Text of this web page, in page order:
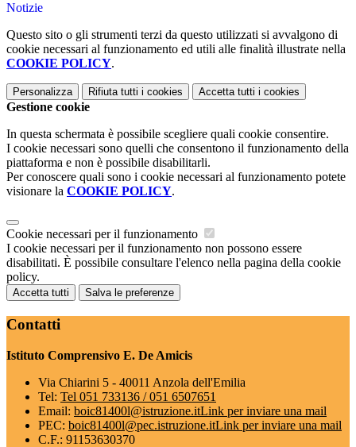
Notizie
Questo sito o gli strumenti terzi da questo utilizzati si avvalgono di
cookie necessari al funzionamento ed utili alle finalità illustrate nella
COOKIE POLICY.
Personalizza Rifiuta tutti i cookies Accetta tutti i cookies
Gestione cookie
In questa schermata è possibile scegliere quali cookie consentire.
I cookie necessari sono quelli che consentono il funzionamento della
piattaforma e non è possibile disabilitarli.
Per conoscere quali sono i cookie necessari al funzionamento potete
visionare la COOKIE POLICY.
Cookie necessari per il funzionamento
I cookie necessari per il funzionamento non possono essere
disabilitati. È possibile consultare l'elenco nella pagina della cookie
policy.
Accetta tutti Salva le preferenze
Contatti
Istituto Comprensivo E. De Amicis
Via Chiarini 5 - 40011 Anzola dell'Emilia
Tel: Tel 051 733136 / 051 6507651
Email: boic81400l@istruzione.itLink per inviare una mail
PEC: boic81400l@pec.istruzione.itLink per inviare una mail
C.F.: 91153630370